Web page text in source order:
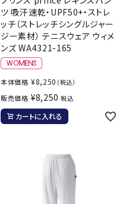
ツ 吸汗速乾・UPF50+・ストレ
ッチ（ストレッチシングルジャー
ジー素材） テニスウェア ウィメ
ンズ WA4321-165
本体価格 ¥8,250 （税込）
販売価格 ¥8,250 税込
カートに入れる